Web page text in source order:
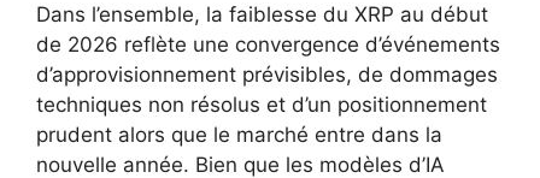
Dans l’ensemble, la faiblesse du XRP au début
de 2026 reflète une convergence d’événements
d’approvisionnement prévisibles, de dommages
techniques non résolus et d’un positionnement
prudent alors que le marché entre dans la
nouvelle année. Bien que les modèles d’IA